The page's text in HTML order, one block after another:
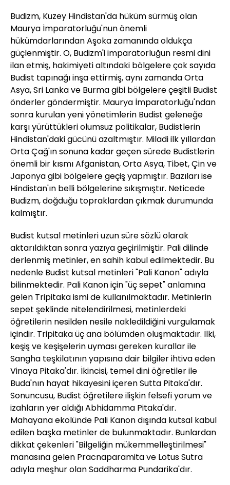
Budizm, Kuzey Hindistan'da hüküm sürmüş olan
Maurya İmparatorluğu'nun önemli
hükümdarlarından Aşoka zamanında oldukça
güçlenmiştir. O, Budizm'i imparatorluğun resmi dini
ilan etmiş, hakimiyeti altındaki bölgelere çok sayıda
Budist tapınağı inşa ettirmiş, aynı zamanda Orta
Asya, Sri Lanka ve Burma gibi bölgelere çeşitli Budist
önderler göndermiştir. Maurya İmparatorluğu'ndan
sonra kurulan yeni yönetimlerin Budist geleneğe
karşı yürüttükleri olumsuz politikalar, Budistlerin
Hindistan'daki gücünü azaltmıştır. Miladi ilk yıllardan
Orta Çağ'ın sonuna kadar geçen sürede Budistlerin
önemli bir kısmı Afganistan, Orta Asya, Tibet, Çin ve
Japonya gibi bölgelere geçiş yapmıştır. Bazıları ise
Hindistan'ın belli bölgelerine sıkışmıştır. Neticede
Budizm, doğduğu topraklardan çıkmak durumunda
kalmıştır.
Budist kutsal metinleri uzun süre sözlü olarak
aktarıldıktan sonra yazıya geçirilmiştir. Pali dilinde
derlenmiş metinler, en sahih kabul edilmektedir. Bu
nedenle Budist kutsal metinleri "Pali Kanon" adıyla
bilinmektedir. Pali Kanon için "üç sepet" anlamına
gelen Tripitaka ismi de kullanılmaktadır. Metinlerin
sepet şeklinde nitelendirilmesi, metinlerdeki
öğretilerin nesilden nesile nakledildiğini vurgulamak
içindir. Tripitaka üç ana bölümden oluşmaktadır. İlki,
keşiş ve keşişelerin uyması gereken kurallar ile
Sangha teşkilatının yapısına dair bilgiler ihtiva eden
Vinaya Pitaka'dır. İkincisi, temel dini öğretiler ile
Buda'nın hayat hikayesini içeren Sutta Pitaka'dır.
Sonuncusu, Budist öğretilere ilişkin felsefi yorum ve
izahların yer aldığı Abhidamma Pitaka'dır.
Mahayana ekolünde Pali Kanon dışında kutsal kabul
edilen başka metinler de bulunmaktadır. Bunlardan
dikkat çekenleri "Bilgeliğin mükemmelleştirilmesi"
manasına gelen Pracnaparamita ve Lotus Sutra
adıyla meşhur olan Saddharma Pundarika'dır.